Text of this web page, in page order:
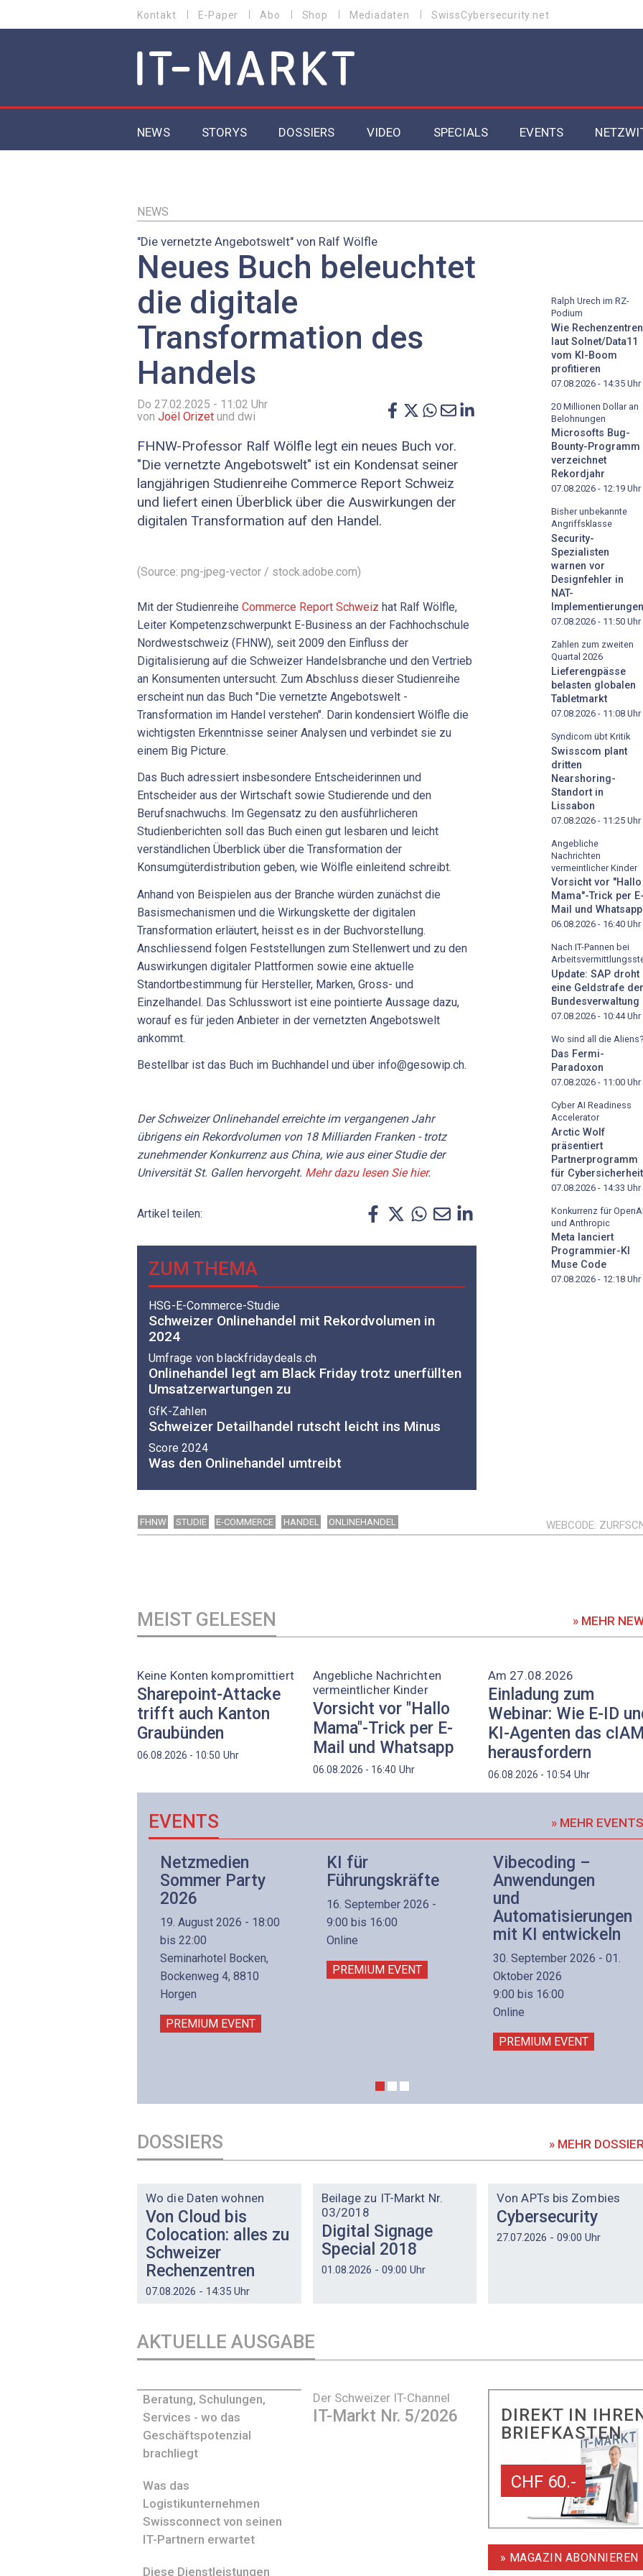
zum
MENU
Kontakt E-Paper Abo Shop Mediadaten SwissCybersecurity.net
MAIN NAVIGATION
NEWS STORYS DOSSIERS
Security
EU-DSGVO
VIDEO SPECIALS
Artificial Intelligence 2025
EVENTS
NEWS
"Die vernetzte Angebotswelt" von Ralf Wölfle
Neues Buch beleuchtet
die digitale
Transformation des
Handels
Do 27.02.2025 - 11:02 Uhr
von Joël Orizet und dwi
FHNW-Professor Ralf Wölfle legt ein neues Buch vor.
"Die vernetzte Angebotswelt" ist ein Kondensat seiner
langjährigen Studienreihe Commerce Report Schweiz
und liefert einen Überblick über die Auswirkungen der
digitalen Transformation auf den Handel.
(Source: png-jpeg-vector / stock.adobe.com)
Mit der Studienreihe Commerce Report Schweiz hat Ralf Wölfle,
Leiter Kompetenzschwerpunkt E-Business an der Fachhochschule
Nordwestschweiz (FHNW), seit 2009 den Einfluss der
Digitalisierung auf die Schweizer Handelsbranche und den Vertrieb
an Konsumenten untersucht. Zum Abschluss dieser Studienreihe
erscheint nun das Buch "Die vernetzte Angebotswelt -
Transformation im Handel verstehen". Darin kondensiert Wölfle die
wichtigsten Erkenntnisse seiner Analysen und verbindet sie zu
einem Big Picture.
Das Buch adressiert insbesondere Entscheiderinnen und
Entscheider aus der Wirtschaft sowie Studierende und den
Berufsnachwuchs. Im Gegensatz zu den ausführlicheren
Studienberichten soll das Buch einen gut lesbaren und leicht
verständlichen Überblick über die Transformation der
Konsumgüterdistribution geben, wie Wölfle einleitend schreibt.
Anhand von Beispielen aus der Branche würden zunächst die
Basismechanismen und die Wirkungskette der digitalen
Transformation erläutert, heisst es in der Buchvorstellung.
Anschliessend folgen Feststellungen zum Stellenwert und zu den
Auswirkungen digitaler Plattformen sowie eine aktuelle
Standortbestimmung für Hersteller, Marken, Gross- und
Einzelhandel. Das Schlusswort ist eine pointierte Aussage dazu,
worauf es für jeden Anbieter in der vernetzten Angebotswelt
ankommt.
Bestellbar ist das Buch im Buchhandel und über info@gesowip.ch.
Der Schweizer Onlinehandel erreichte im vergangenen Jahr
übrigens ein Rekordvolumen von 18 Milliarden Franken - trotz
zunehmender Konkurrenz aus China, wie aus einer Studie der
Universität St. Gallen hervorgeht. Mehr dazu lesen Sie hier.
Artikel teilen:
ZUM THEMA
HSG-E-Commerce-Studie
Schweizer Onlinehandel mit Rekordvolumen in
2024
Umfrage von blackfridaydeals.ch
Onlinehandel legt am Black Friday trotz unerfüllten
Umsatzerwartungen zu
GfK-Zahlen
Schweizer Detailhandel rutscht leicht ins Minus
Score 2024
Was den Onlinehandel umtreibt
Ralph Urech im RZ-
Podium
Wie Rechenzentren
laut Solnet/Data11
vom KI-Boom
profitieren
07.08.2026 - 14:35 Uhr
20 Millionen Dollar an
Belohnungen
Microsofts Bug-
Bounty-Programm
verzeichnet
Rekordjahr
07.08.2026 - 12:19 Uhr
Bisher unbekannte
Angriffsklasse
Security-
Spezialisten
warnen vor
Designfehler in
NAT-
Implementierungen
07.08.2026 - 11:50 Uhr
Zahlen zum zweiten
Quartal 2026
Lieferengpässe
belasten globalen
Tabletmarkt
07.08.2026 - 11:08 Uhr
Syndicom übt Kritik
Swisscom plant
dritten
Nearshoring-
Standort in
Lissabon
07.08.2026 - 11:25 Uhr
Angebliche
Nachrichten
vermeintlicher Kinder
Vorsicht vor "Hallo
Mama"-Trick per
Mail und Whatsapp
06.08.2026 - 16:40 Uhr
Nach IT-Pannen bei
Update: SAP droht
eine Geldstrafe der
Bundesverwaltung
07.08.2026 - 10:44Uhr
Wo sind all die Aliens?
Das Fermi-
Paradoxon
07.08.2026 - 11:00 Uhr
Cyber AI Readiness
Accelerator
Arctic Wolf
präsentiert
Partnerprogramm
für Cybersicherheit
07.08.2026 - 14:33 Uhr
Konkurrenz für
und Anthropic
Meta lanciert
Programmier-KI
Muse Code
07.08.2026 - 12:18 Uhr
FHNW STUDIE E-COMMERCE HANDEL ONLINEHANDEL WEBCODE
MEIST GELESEN » MEHR
Keine Konten kompromittiert
Sharepoint-Attacke
trifft auch Kanton
Graubünden
06.08.2026 - 10:50 Uhr
Angebliche Nachrichten
vermeintlicher Kinder
Vorsicht vor "Hallo
Mama"-Trick per E-
Mail und Whatsapp
06.08.2026 - 16:40 Uhr
Am 27.08.2026
Einladung zum
Webinar: Wie E-ID
KI-Agenten das
herausfordern
06.08.2026 - 10:54 Uhr
EVENTS » MEHR
Netzmedien
Sommer Party
2026
19. August 2026 - 18:00
bis 22:00
Seminarhotel Bocken,
Bockenweg 4, 8810
Horgen
PREMIUM EVENT
KI für
Führungskräfte
16. September 2026 -
9:00 bis 16:00
Online
PREMIUM EVENT
Vibecoding –
Anwendungen
und
Automatisierungen
mit KI entwickeln
30. September 2026 - 01.
Oktober 2026
9:00 bis 16:00
Online
PREMIUM EVENT
DOSSIERS » MEHR
Wo die Daten wohnen
Von Cloud bis
Colocation: alles zu
Schweizer
Rechenzentren
07.08.2026 - 14:35 Uhr
Beilage zu IT-Markt Nr.
03/2018
Digital Signage
Special 2018
01.08.2026 - 09:00 Uhr
Von APTs bis Zombies
Cybersecurity
27.07.2026 - 09:00 Uhr
AKTUELLE AUSGABE
Der Schweizer IT-Channel
IT-Markt Nr. 5/2026
Beratung, Schulungen,
Services - wo das
Geschäftspotenzial
brachliegt
Was das
Logistikunternehmen
Swissconnect von seinen
IT-Partnern erwartet
Diese Dienstleistungen
DIREKT IN
BRIEFKASTEN
CHF 60.-
» MAGAZIN ABONNIEREN